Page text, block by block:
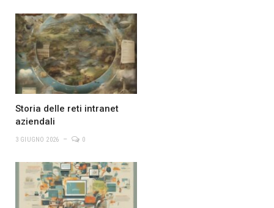
Storia delle reti intranet
aziendali
3 GIUGNO 2026 0